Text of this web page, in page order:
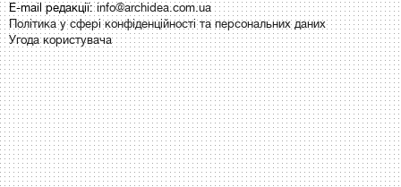
E-mail редакції:info@archidea.com.ua
Політика у сфері конфіденційності та персональних даних
Угода користувача